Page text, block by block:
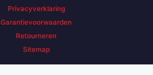
Privacyverklaring
Garantievoorwaarden
Retourneren
Sitemap